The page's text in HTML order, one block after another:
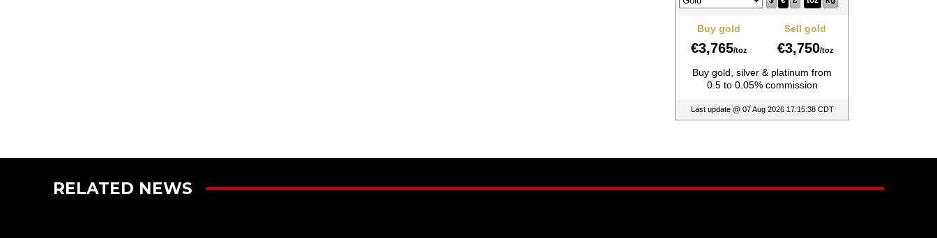
RELATED NEWS